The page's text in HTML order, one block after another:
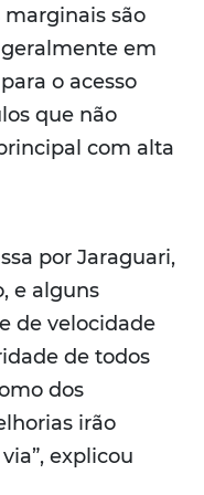
marginais são
em
o acesso
que não
com alta
por Jaraguari,
e alguns
de velocidade
de todos
dos
irão
explicou